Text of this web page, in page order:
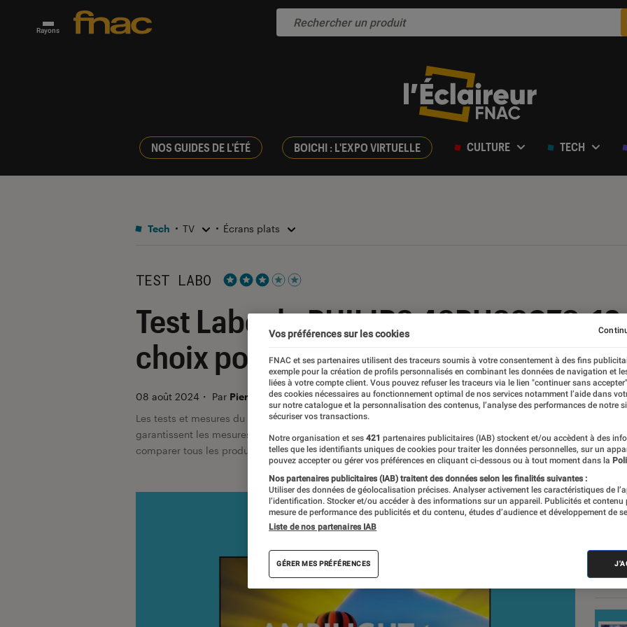
Rayons
NOS GUIDES DE L'ÉTÉ BOICHI : L'EXPO VIRTUELLE CULTURE TECH
Tech TV Écrans plats
TEST LABO
Test Labo du PHILIPS
choix pour un prix modeste
08 août 2024 ・ Par Pierre Blanc, La rédaction
Les tests et mesures du Labo Fnac sont réalisés en toute indépendance du commerce ou des fabricants
garantissent les mesures grâce à leur expertise, et aux équipements de mesures les plus précis. Pour en
comparer tous les produits, visitez notrecomparateur.
VOIR
Vos préférences sur les cookies
FNAC et ses partenaires utilisent des traceurs soumis à votre consentement à des fins
exemple pour la création de profils personnalisés en combinant les données de navigation et
liées à votre compte client. Vous pouvez refuser les traceurs via le lien "continuer sans
des cookies nécessaires au fonctionnement optimal de nos services notamment l’aide dans
sur notre catalogue et la personnalisation des contenus, l’analyse des performances de notre
sécuriser vos transactions.
Notre organisation et ses 421 partenaires publicitaires (IAB) stockent et/ou accèdent à des
telles que les identifiants uniques de cookies pour traiter les données personnelles, sur un
pouvez accepter ou gérer vos préférences en cliquant ci-dessous ou à tout moment dans la
Nos partenaires publicitaires (IAB) traitent des données selon les finalités suivantes :
Utiliser des données de géolocalisation précises. Analyser activement les caractéristiques de
l’identification. Stocker et/ou accéder à des informations sur un appareil. Publicités et contenu
mesure de performance des publicités et du contenu, études d’audience et développement de
Liste de nos partenaires IAB
GÉRER MES PRÉFÉRENCES